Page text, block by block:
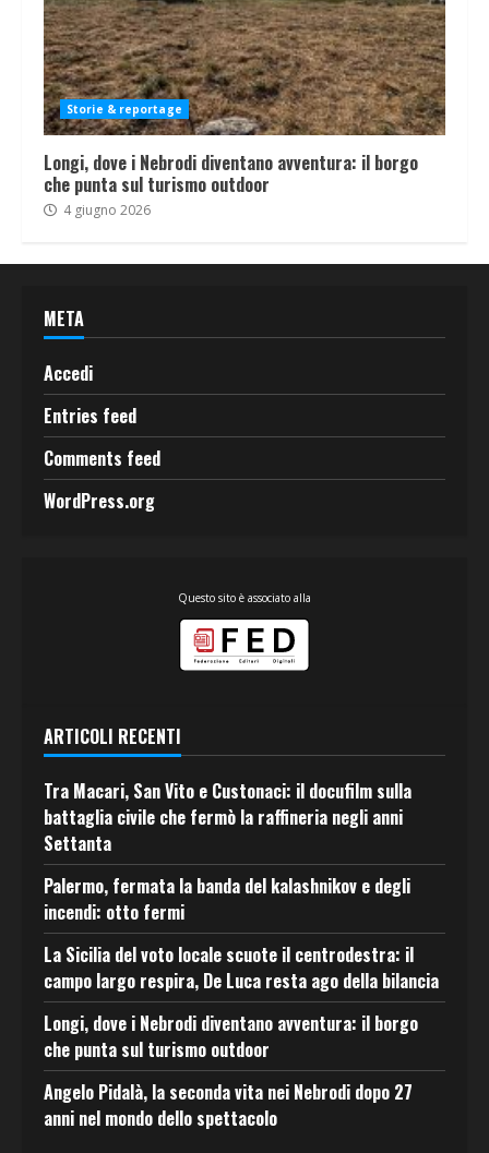
Storie & reportage
Longi, dove i Nebrodi diventano avventura: il borgo
che punta sul turismo outdoor
4 giugno 2026
META
Accedi
Entries feed
Comments feed
WordPress.org
Questo sito è associato alla
ARTICOLI RECENTI
Tra Macari, San Vito e Custonaci: il docufilm sulla
battaglia civile che fermò la raffineria negli anni
Settanta
Palermo, fermata la banda del kalashnikov e degli
incendi: otto fermi
La Sicilia del voto locale scuote il centrodestra: il
campo largo respira, De Luca resta ago della bilancia
Longi, dove i Nebrodi diventano avventura: il borgo
che punta sul turismo outdoor
Angelo Pidalà, la seconda vita nei Nebrodi dopo 27
anni nel mondo dello spettacolo